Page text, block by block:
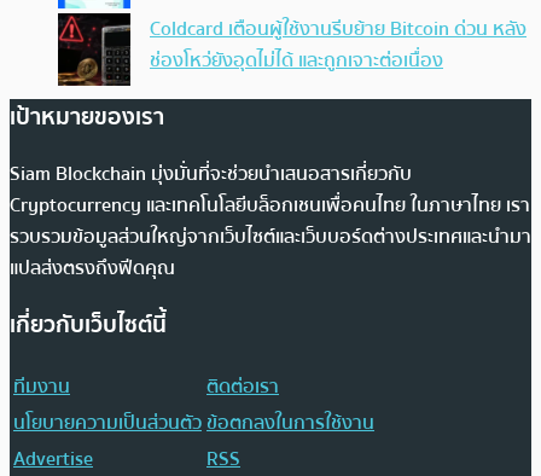
Coldcard เตือนผู้ใช้งานรีบย้าย Bitcoin ด่วน หลัง
ช่องโหว่ยังอุดไม่ได้ และถูกเจาะต่อเนื่อง
เป้าหมายของเรา
Siam Blockchain มุ่งมั่นที่จะช่วยนำเสนอสารเกี่ยวกับ
Cryptocurrency และเทคโนโลยีบล็อกเชนเพื่อคนไทย ในภาษาไทย เรา
รวบรวมข้อมูลส่วนใหญ่จากเว็บไซต์และเว็บบอร์ดต่างประเทศและนำมา
แปลส่งตรงถึงฟีดคุณ
เกี่ยวกับเว็บไซต์นี้
ทีมงาน
ติดต่อเรา
นโยบายความเป็นส่วนตัวข้อตกลงในการใช้งาน
Advertise
RSS